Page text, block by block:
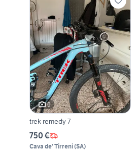
6
trek remedy 7
750 €
Cava de' Tirreni(SA)